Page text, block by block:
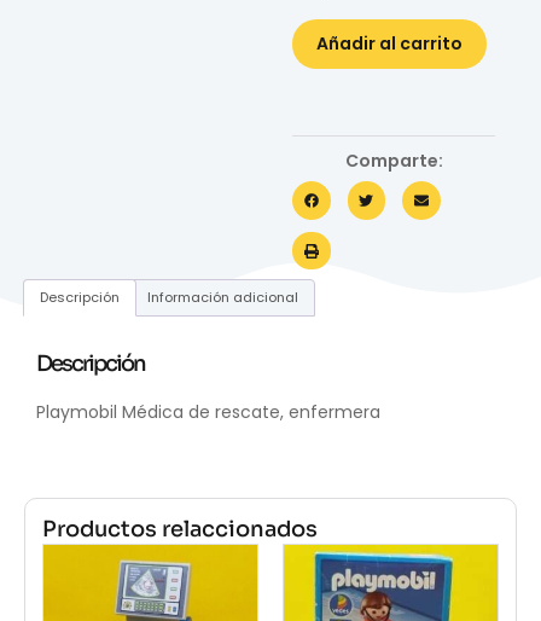
Añadir al carrito
Comparte:
Descripción Información adicional
Descripción
Playmobil Médica de rescate, enfermera
Productos relaccionados